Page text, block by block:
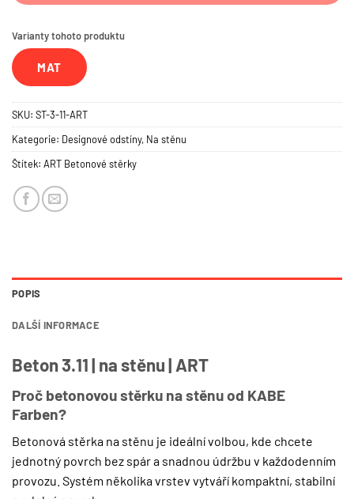
Varianty tohoto produktu
MAT
SKU: ST-3-11-ART
Kategorie: Designové odstíny, Na stěnu
Štítek: ART Betonové stěrky
POPIS
DALŠÍ INFORMACE
Beton 3.11 | na stěnu | ART
Proč betonovou stěrku na stěnu od KABE
Farben?
Betonová stěrka na stěnu je ideální volbou, kde chcete
jednotný povrch bez spár a snadnou údržbu v každodenním
provozu. Systém několika vrstev vytváří kompaktní, stabilní